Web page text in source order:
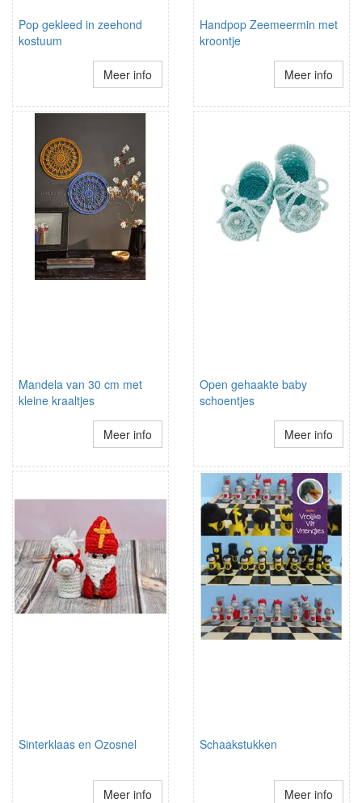
Pop gekleed in zeehond
kostuum
Meer info
Handpop Zeemeermin met
kroontje
Meer info
Mandela van 30 cm met
kleine kraaltjes
Meer info
Open gehaakte baby
schoentjes
Meer info
Sinterklaas en Ozosnel
Meer info
Schaakstukken
Meer info